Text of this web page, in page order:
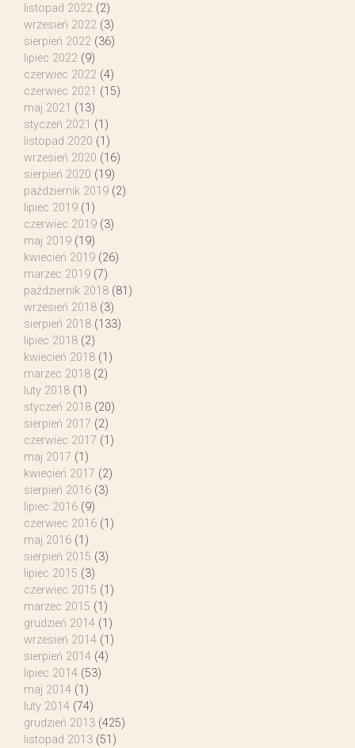
listopad 2022 (2)
wrzesień 2022 (3)
sierpień 2022 (36)
lipiec 2022 (9)
czerwiec 2022 (4)
czerwiec 2021 (15)
maj 2021 (13)
styczeń 2021 (1)
listopad 2020 (1)
wrzesień 2020 (16)
sierpień 2020 (19)
październik 2019 (2)
lipiec 2019 (1)
czerwiec 2019 (3)
maj 2019 (19)
kwiecień 2019 (26)
marzec 2019 (7)
październik 2018 (81)
wrzesień 2018 (3)
sierpień 2018 (133)
lipiec 2018 (2)
kwiecień 2018 (1)
marzec 2018 (2)
luty 2018 (1)
styczeń 2018 (20)
sierpień 2017 (2)
czerwiec 2017 (1)
maj 2017 (1)
kwiecień 2017 (2)
sierpień 2016 (3)
lipiec 2016 (9)
czerwiec 2016 (1)
maj 2016 (1)
sierpień 2015 (3)
lipiec 2015 (3)
czerwiec 2015 (1)
marzec 2015 (1)
grudzień 2014 (1)
wrzesień 2014 (1)
sierpień 2014 (4)
lipiec 2014 (53)
maj 2014 (1)
luty 2014 (74)
grudzień 2013 (425)
listopad 2013 (51)